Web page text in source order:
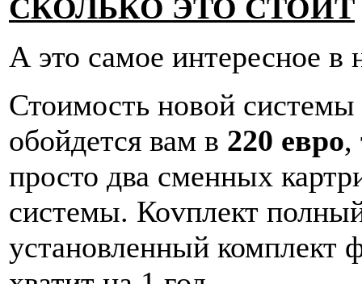
СКОЛЬКО ЭТО СТОИТ
А это самое интересное
Стоимость новой системы
обойдется вам в 220 евро,
просто два сменных
системы. Коvплект
установленный комплект